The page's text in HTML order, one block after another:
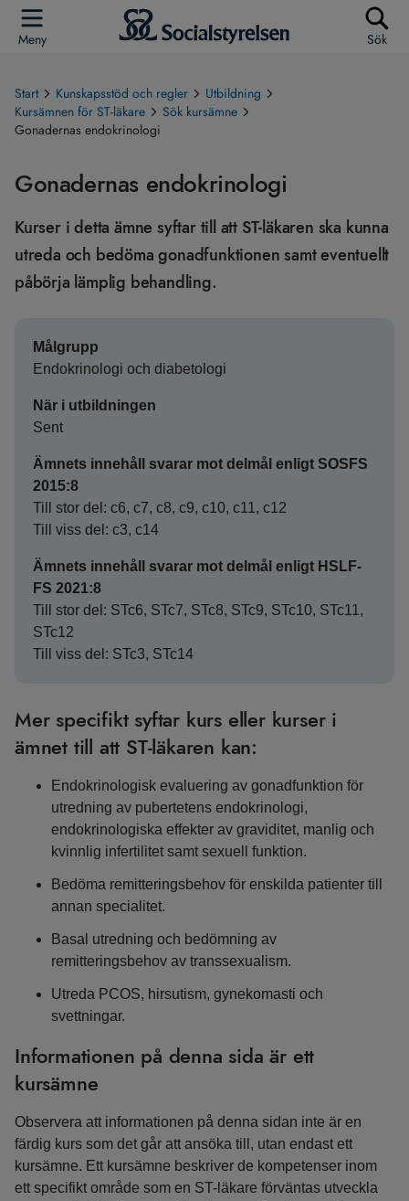
Meny Sök
Start Kunskapsstöd och regler
Utbildning
Kursämnen för ST-läkare
Sök kursämne
Gonadernas endokrinologi
Gonadernas endokrinologi
Kurser i detta ämne syftar till att ST-läkaren ska kunna
utreda och bedöma gonadfunktionen samt eventuellt
påbörja lämplig behandling.
Målgrupp
Endokrinologi och diabetologi
När i utbildningen
Sent
Ämnets innehåll svarar mot delmål enligt SOSFS
2015:8
Till stor del: c6, c7, c8, c9, c10, c11, c12
Till viss del: c3, c14
Ämnets innehåll svarar mot delmål enligt HSLF-
FS 2021:8
Till stor del: STc6, STc7, STc8, STc9, STc10, STc11,
STc12
Till viss del: STc3, STc14
Mer specifikt syftar kurs eller kurser i
ämnet till att ST-läkaren kan:
Endokrinologisk evaluering av gonadfunktion för
utredning av pubertetens endokrinologi,
endokrinologiska effekter av graviditet, manlig och
kvinnlig infertilitet samt sexuell funktion.
Bedöma remitteringsbehov för enskilda patienter till
annan specialitet.
Basal utredning och bedömning av
remitteringsbehov av transsexualism.
Utreda PCOS, hirsutism, gynekomasti och
svettningar.
Informationen på denna sida är ett
kursämne
Observera att informationen på denna sidan inte är en
färdig kurs som det går att ansöka till, utan endast ett
kursämne. Ett kursämne beskriver de kompetenser inom
ett specifikt område som en ST-läkare förväntas utveckla